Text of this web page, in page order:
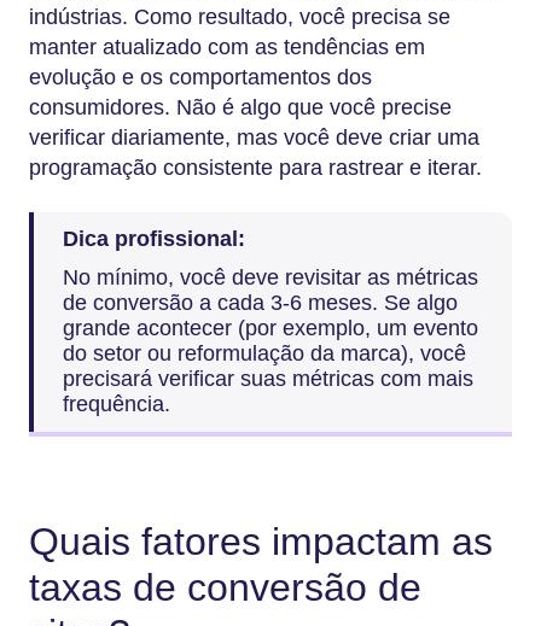
indústrias. Como resultado, você precisa se
manter atualizado com as tendências em
evolução e os comportamentos dos
consumidores. Não é algo que você precise
verificar diariamente, mas você deve criar uma
programação consistente para rastrear e iterar.
Dica profissional:
No mínimo, você deve revisitar as métricas
de conversão a cada 3-6 meses. Se algo
grande acontecer (por exemplo, um evento
do setor ou reformulação da marca), você
precisará verificar suas métricas com mais
frequência.
Quais fatores impactam as
taxas de conversão de